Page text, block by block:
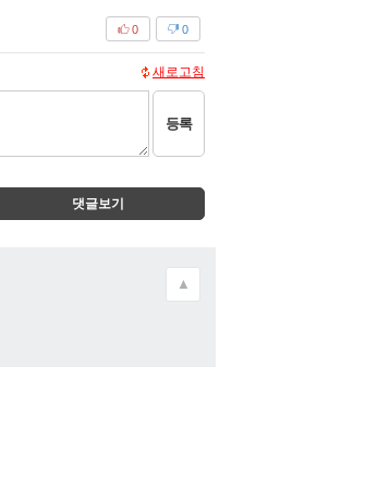
0
0
새로고침
등록
댓글보기
▲